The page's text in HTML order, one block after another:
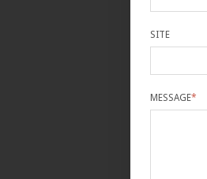
SITE
MESSAGE*